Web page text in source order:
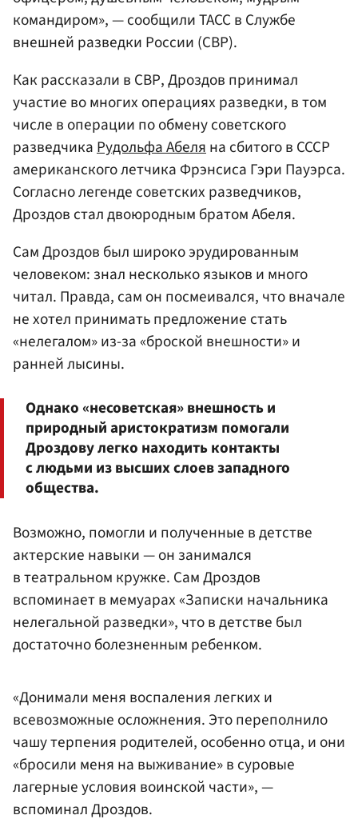
командиром», — сообщилиТАССв Службе
внешней разведки России (СВР).
Как рассказали в СВР, Дроздов принимал
участие во многих операциях разведки, в том
числе в операции по обмену советского
разведчикаРудольфа Абеляна сбитого в СССР
американского летчика Фрэнсиса Гэри Пауэрса.
Согласно легенде советских разведчиков,
Дроздов стал двоюродным братом Абеля.
Сам Дроздов был широко эрудированным
человеком: знал несколько языков и много
читал. Правда, сам он посмеивался, что вначале
не хотел принимать предложение стать
«нелегалом» из-за «броской внешности» и
ранней лысины.
Однако «несоветская» внешность и
природный аристократизм помогали
Дроздову легко находить контакты
с людьми из высших слоев западного
общества.
Возможно, помогли и полученные в детстве
актерские навыки — он занимался
в театральном кружке. Сам Дроздов
вспоминает в мемуарах «Записки начальника
нелегальной разведки», что в детстве был
достаточно болезненным ребенком.
«Донимали меня воспаления легких и
всевозможные осложнения. Это переполнило
чашу терпения родителей, особенно отца, и они
«бросили меня на выживание» в суровые
лагерные условия воинской части», —
вспоминал Дроздов.